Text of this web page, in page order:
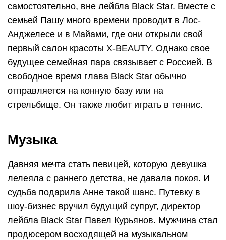
самостоятельно, вне лейбла Black Star. Вместе с
семьей Пашу много времени проводит в Лос-
Анджелесе и в Майами, где они открыли свой
первый салон красоты X-BEAUTY. Однако свое
будущее семейная пара связывает с Россией. В
свободное время глава Black Star обычно
отправляется на конную базу или на
стрельбище. Он также любит играть в теннис.
Музыка
Давняя мечта стать певицей, которую девушка
лелеяла с раннего детства, не давала покоя. И
судьба подарила Анне такой шанс. Путевку в
шоу-бизнес вручил будущий супруг, директор
лейбла Black Star Павел Курьянов. Мужчина стал
продюсером восходящей на музыкальном